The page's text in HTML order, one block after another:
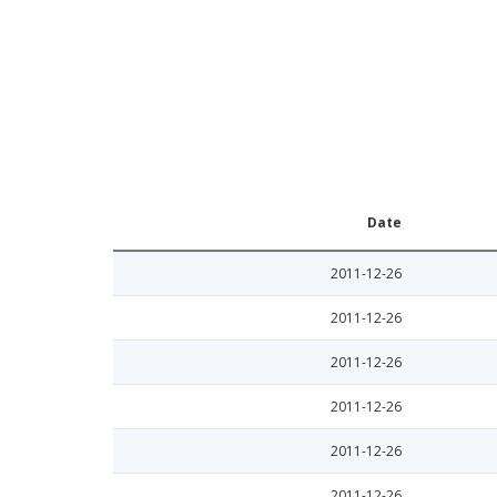
Date
2011-12-26
2011-12-26
2011-12-26
2011-12-26
2011-12-26